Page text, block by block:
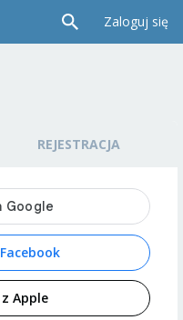
Zaloguj się
REJESTRACJA
Apple